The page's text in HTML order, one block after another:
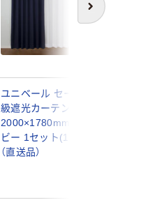
次へ
ユニベール セーブ 3
級遮光カーテン 遮熱
2000×1780mm ネイ
ビー 1セット(1枚入)
（直送品）